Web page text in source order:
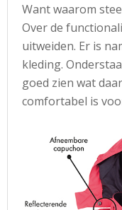
Want waarom
Over de
uitweiden. Er is
kleding.
goed zien wat
comfortabel is